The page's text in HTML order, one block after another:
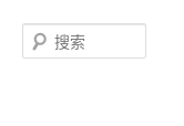
索